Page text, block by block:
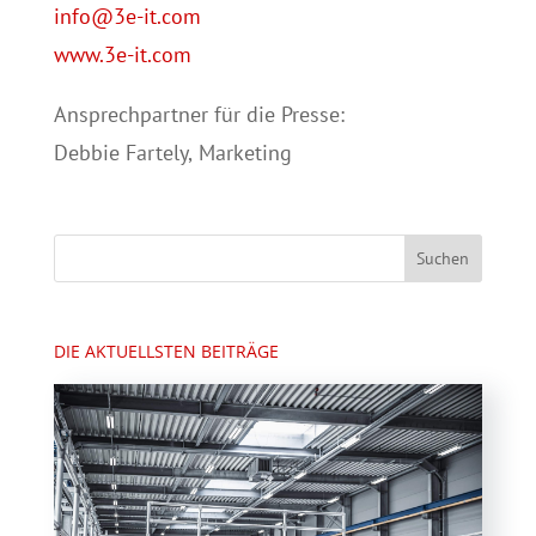
info@3e-it.com
www.3e-it.com
Ansprechpartner für die Presse:
Debbie Fartely, Marketing
DIE AKTUELLSTEN BEITRÄGE